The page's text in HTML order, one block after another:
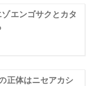
エンゴサクとカタ
正体はニセアカシ